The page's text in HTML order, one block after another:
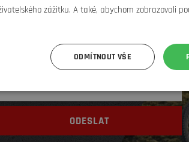
zážitku. A také, abychom zobrazovali
ODMÍTNOUT VŠE